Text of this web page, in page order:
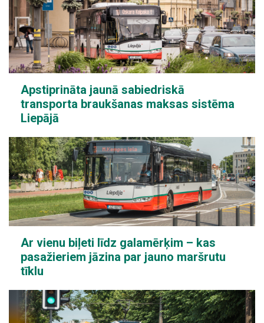
Apstiprināta jaunā sabiedriskā
transporta braukšanas maksas sistēma
Liepājā
Ar vienu biļeti līdz galamērķim – kas
pasažieriem jāzina par jauno maršrutu
tīklu